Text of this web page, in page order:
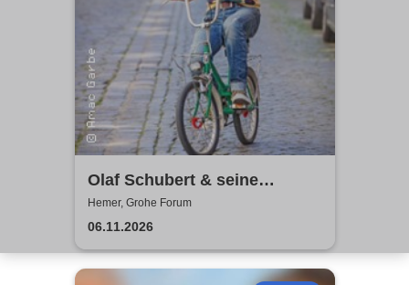
Olaf Schubert & seine
Freunde - Jetzt oder now!
Hemer, Grohe Forum
06.11.2026